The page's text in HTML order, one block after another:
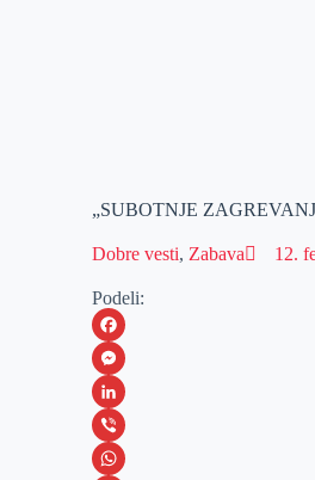
„SUBOTNJE
Dobre vesti, Zabava 12.
Podeli:
F
a
c
e
M
e
s
L
iV